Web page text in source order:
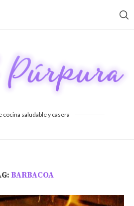
cocina saludable y casera
BARBACOA